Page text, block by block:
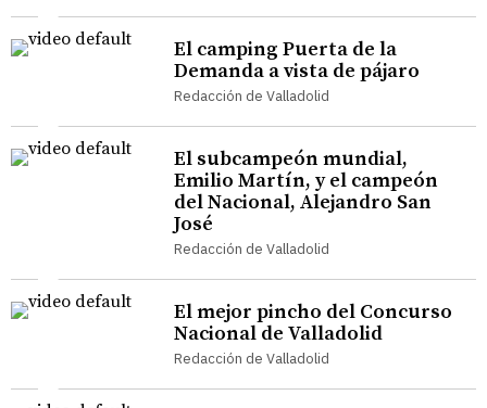
El camping Puerta de la
Demanda a vista de pájaro
Redacción de Valladolid
El subcampeón mundial,
Emilio Martín, y el campeón
del Nacional, Alejandro San
José
Redacción de Valladolid
El mejor pincho del Concurso
Nacional de Valladolid
Redacción de Valladolid